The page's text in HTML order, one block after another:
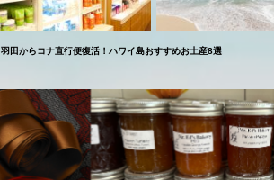
羽田からコナ直行便復活！ハワイ島おすすめお土産8選